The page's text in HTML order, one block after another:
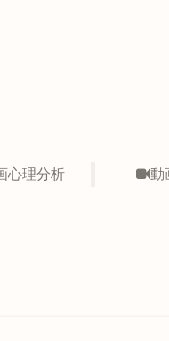
心理分析 動